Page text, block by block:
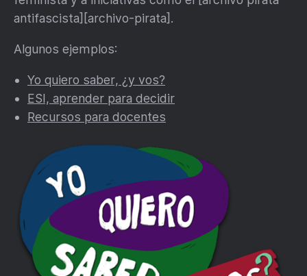
antifascista][archivo-pirata].
Algunos ejemplos:
Yo quiero saber, ¿y vos?
ESI, aprender para decidir
Recursos para docentes